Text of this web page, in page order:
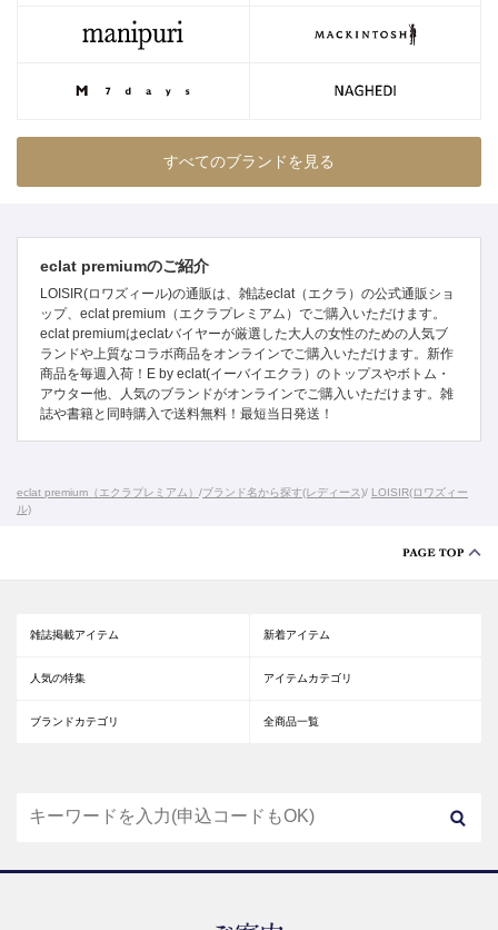
すべてのブランドを見る
eclat premiumのご紹介
LOISIR(ロワズィール)の通販は、雑誌eclat（エクラ）の公式通販ショ
ップ、eclat premium（エクラプレミアム）でご購入いただけます。
eclat premiumはeclatバイヤーが厳選した大人の女性のための人気ブ
ランドや上質なコラボ商品をオンラインでご購入いただけます。新作
商品を毎週入荷！E by eclat(イーバイエクラ）のトップスやボトム・
アウター他、人気のブランドがオンラインでご購入いただけます。雑
誌や書籍と同時購入で送料無料！最短当日発送！
eclat premium（エクラプレミアム） /ブランド名から探す(レディース)/ LOISIR(ロワズィー
ル)
雑誌掲載アイテム 新着アイテム
人気の特集 アイテムカテゴリ
ブランドカテゴリ 全商品一覧